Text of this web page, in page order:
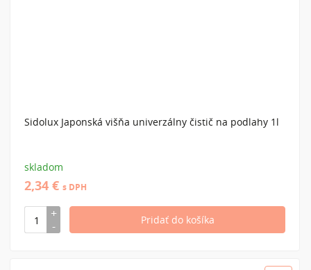
Sidolux Japonská višňa univerzálny čistič na podlahy 1l
skladom
2,34 € s DPH